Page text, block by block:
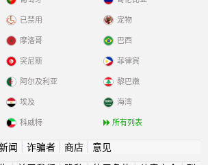
已禁用 宠物
摩洛哥
突尼斯
阿尔及利亚
埃及
科威特
巴西
菲律宾
黎巴嫩
海湾
所有列表
闻 诈骗者| 商店| 意见